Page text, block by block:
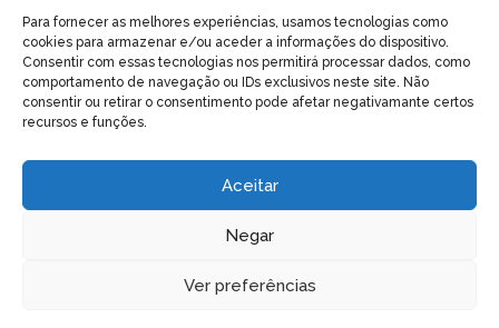
Para fornecer as melhores experiências, usamos tecnologias como
cookies para armazenar e/ou aceder a informações do dispositivo.
Consentir com essas tecnologias nos permitirá processar dados, como
comportamento de navegação ou IDs exclusivos neste site. Não
consentir ou retirar o consentimento pode afetar negativamante certos
recursos e funções.
Aceitar
Negar
Ver preferências
Artigos recentes
No Verão, garanta água às suas colmeias
Assembleia Geral Ordinária e Eleitoral – 17 de Maio
Varroa, Vespa velutina e Nutrição apícola – Acção de